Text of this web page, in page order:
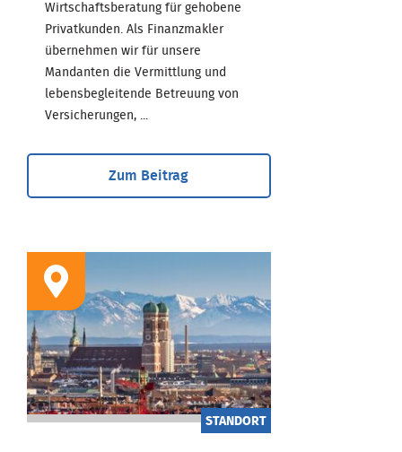
Wirtschaftsberatung für gehobene
Privatkunden. Als Finanzmakler
übernehmen wir für unsere
Mandanten die Vermittlung und
lebensbegleitende Betreuung von
Versicherungen, ...
Zum Beitrag
STANDORT